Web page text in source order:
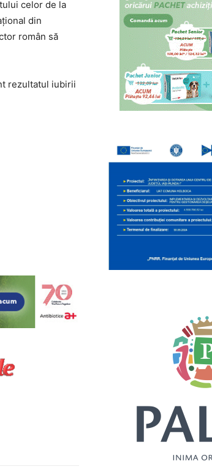
celor de la
din
român să
rezultatul iubirii